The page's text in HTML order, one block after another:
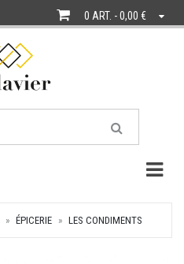
0 ART. - 0,00 €
ÉPICERIE LES CONDIMENTS